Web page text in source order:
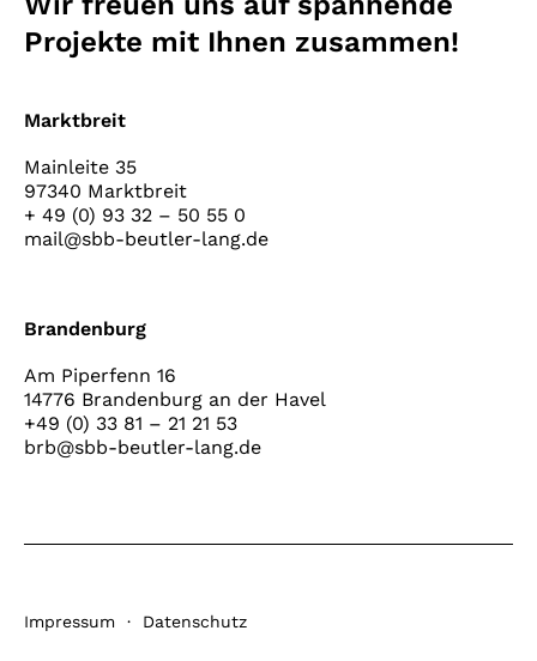
Projekte mit Ihnen zusammen!
Marktbreit
Mainleite 35
97340 Marktbreit
+ 49 (0) 93 32 – 50 55 0
mail@sbb-beutler-lang.de
Brandenburg
Am Piperfenn 16
14776 Brandenburg an der Havel
+49 (0) 33 81 – 21 21 53
brb@sbb-beutler-lang.de
Impressum · Datenschutz